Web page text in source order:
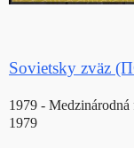
Sovietsky zväz
1979 -
1979